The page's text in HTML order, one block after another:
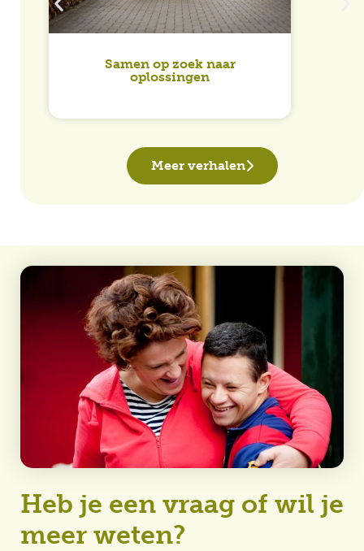
Samen op zoek naar
oplossingen
Meer verhalen
Heb je een vraag of wil je
meer weten?